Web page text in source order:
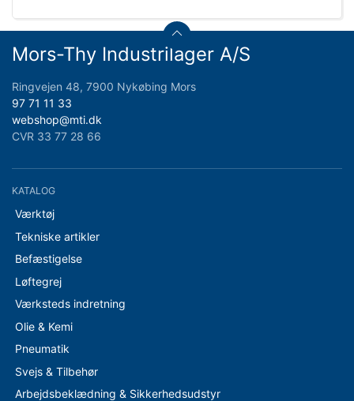
Mors-Thy Industrilager A/S
Ringvejen 48, 7900 Nykøbing Mors
97 71 11 33
webshop@mti.dk
CVR 33 77 28 66
KATALOG
Værktøj
Tekniske artikler
Befæstigelse
Løftegrej
Værksteds indretning
Olie & Kemi
Pneumatik
Svejs & Tilbehør
Arbejdsbeklædning & Sikkerhedsudstyr